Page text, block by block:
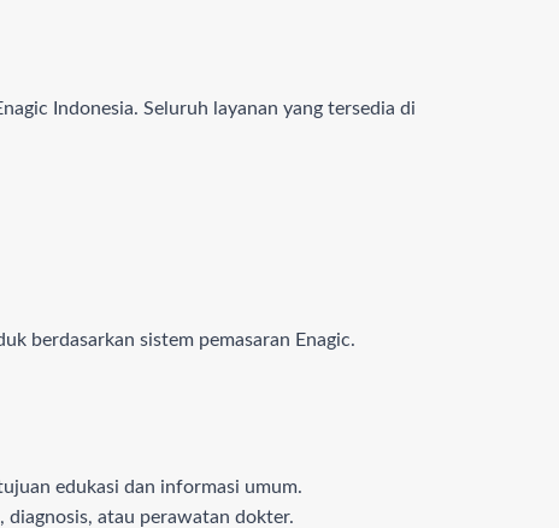
Indonesia. Seluruh layanan yang tersedia di
berdasarkan sistem pemasaran Enagic.
edukasi dan informasi umum.
diagnosis, atau perawatan dokter.